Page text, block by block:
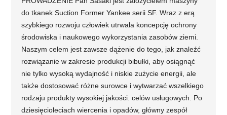
do tkanek Suction Former Yankee serii SF. Wraz z erą
szybkiego rozwoju człowiek utrwala koncepcję ochrony
środowiska i naukowego wykorzystania zasobów ziemi.
Naszym celem jest zawsze dążenie do tego, jak znaleźć
rozwiązanie w zakresie produkcji bibułki, aby osiągnąć
nie tylko wysoką wydajność i niskie zużycie energii, ale
także dostosować różne surowce i wytwarzać wszelkiego
rodzaju produkty wysokiej jakości. celów usługowych. Po
dziesięcioleciach wiercenia i opadów, główny zespół